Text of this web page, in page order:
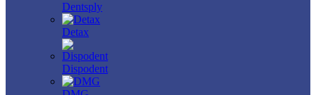
Dentsply
Detax
Dispodent